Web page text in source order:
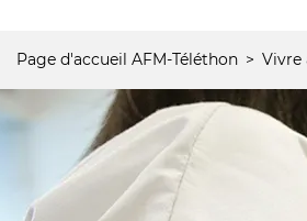
Fil
d'Ariane
Page d'accueil AFM-Téléthon Vivre